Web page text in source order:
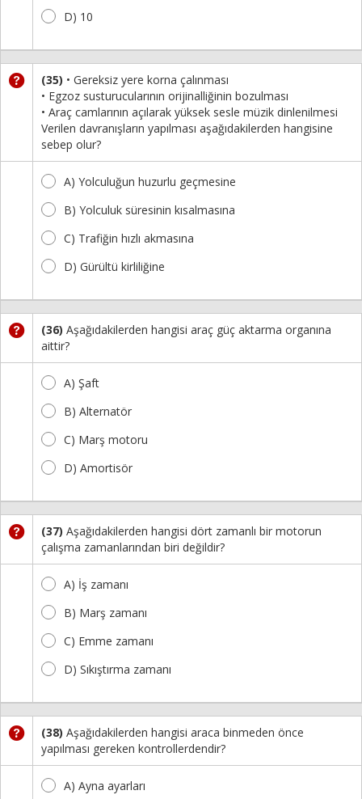
D) 10
(35) • Gereksiz yere korna çalınması
• Egzoz susturucularının orijinalliğinin bozulması
• Araç camlarının açılarak yüksek sesle müzik dinlenilmesi
Verilen davranışların yapılması aşağıdakilerden hangisine
sebep olur?
A) Yolculuğun huzurlu geçmesine
B) Yolculuk süresinin kısalmasına
C) Trafiğin hızlı akmasına
D) Gürültü kirliliğine
(36) Aşağıdakilerden hangisi araç güç aktarma organına
aittir?
A) Şaft
B) Alternatör
C) Marş motoru
D) Amortisör
(37) Aşağıdakilerden hangisi dört zamanlı bir motorun
çalışma zamanlarından biri değildir?
A) İş zamanı
B) Marş zamanı
C) Emme zamanı
D) Sıkıştırma zamanı
(38) Aşağıdakilerden hangisi araca binmeden önce
yapılması gereken kontrollerdendir?
A) Ayna ayarları